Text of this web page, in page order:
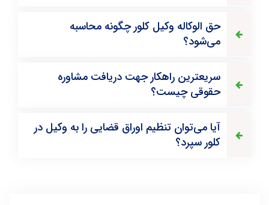
حق الوکاله وکیل کلور چگونه محاسبه
می‌شود؟
سریعترین راهکار جهت دریافت مشاوره
حقوقی چیست؟
آیا می‌توان تنظیم اوراق قضایی را به وکیل در
کلور سپرد؟